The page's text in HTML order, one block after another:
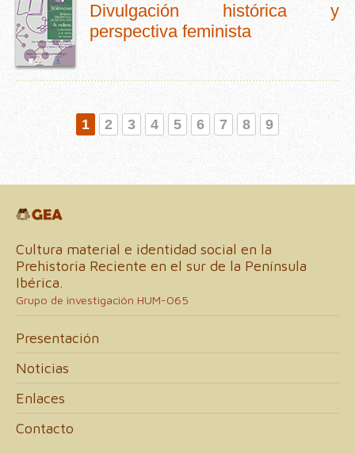
Divulgación histórica y
perspectiva feminista
1 2 3 4 5 6 7 8 9
Cultura material e identidad social en la
Prehistoria Reciente en el sur de la Península
Ibérica.
Grupo de investigación HUM-065
Presentación
Noticias
Enlaces
Contacto